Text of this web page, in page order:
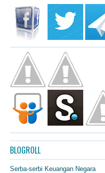
BLOGROLL
Serba-serbi Keuangan Negara